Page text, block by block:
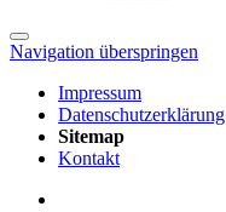
Navigation überspringen
Impressum
Datenschutzerklärung
Sitemap
Kontakt